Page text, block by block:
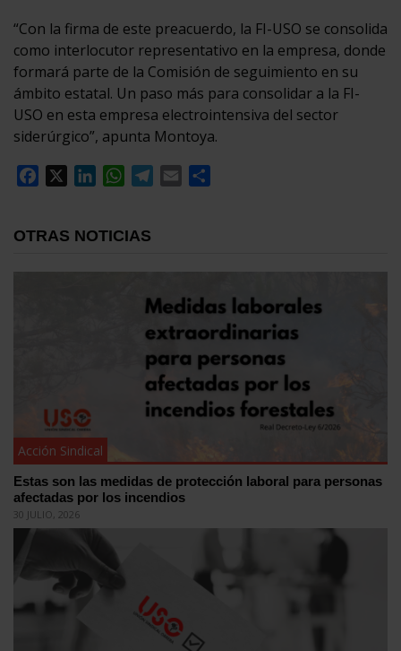
“Con la firma de este preacuerdo, la FI-USO se consolida
como interlocutor representativo en la empresa, donde
formará parte de la Comisión de seguimiento en su
ámbito estatal. Un paso más para consolidar a la FI-
USO en esta empresa electrointensiva del sector
siderúrgico”, apunta Montoya.
Facebook
LinkedInWhatsApp
Telegram
Email
OTRAS NOTICIAS
Acción Sindical
Estas son las medidas de protección laboral para personas
afectadas por los incendios
30 JULIO, 2026